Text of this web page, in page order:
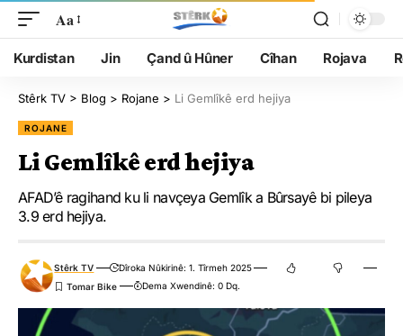
Aa
Kurdistan Jin Çand û Hûner Cîhan Rojava
Stêrk TV > Blog > Rojane > Li Gemlîkê erd hejiya
ROJANE
Li Gemlîkê erd hejiya
AFAD’ê ragihand ku li navçeya Gemlîk a Bûrsayê bi pileya
3.9 erd hejiya.
Stêrk TV
Dîroka Nûkirinê: 1. Tîrmeh 2025
Dema Xwendinê: 0 Dq.